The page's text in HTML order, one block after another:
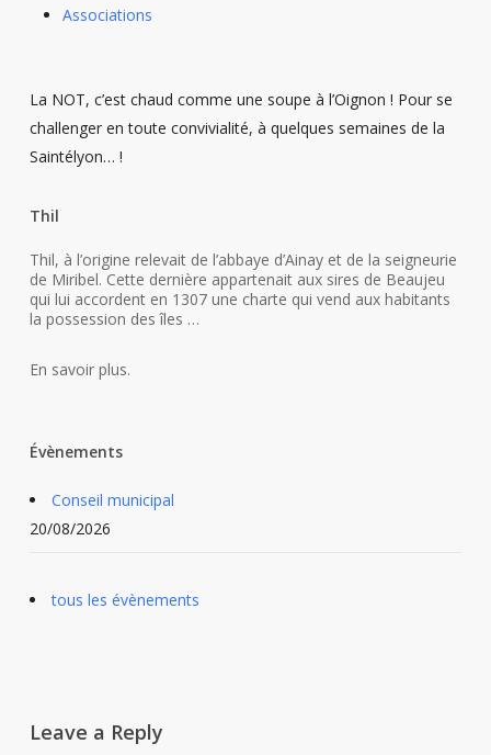
Associations
La NOT, c’est chaud comme une soupe à l’Oignon ! Pour se
challenger en toute convivialité, à quelques semaines de la
Saintélyon… !
Thil
Thil, à l’origine relevait de l’abbaye d’Ainay et de la seigneurie
de Miribel. Cette dernière appartenait aux sires de Beaujeu
qui lui accordent en 1307 une charte qui vend aux habitants
la possession des îles …
En savoir plus.
Évènements
Conseil municipal
20/08/2026
tous les évènements
Leave a Reply